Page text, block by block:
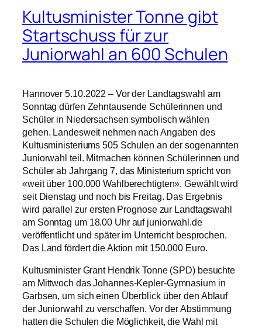
Kultusminister Tonne gibt
Startschuss für zur
Juniorwahl an 600 Schulen
Hannover 5.10.2022 – Vor der Landtagswahl am
Sonntag dürfen Zehntausende Schülerinnen und
Schüler in Niedersachsen symbolisch wählen
gehen. Landesweit nehmen nach Angaben des
Kultusministeriums 505 Schulen an der sogenannten
Juniorwahl teil. Mitmachen können Schülerinnen und
Schüler ab Jahrgang 7, das Ministerium spricht von
«weit über 100.000 Wahlberechtigten». Gewählt wird
seit Dienstag und noch bis Freitag. Das Ergebnis
wird parallel zur ersten Prognose zur Landtagswahl
am Sonntag um 18.00 Uhr auf juniorwahl.de
veröffentlicht und später im Unterricht besprochen.
Das Land fördert die Aktion mit 150.000 Euro.
Kultusminister Grant Hendrik Tonne (SPD) besuchte
am Mittwoch das Johannes-Kepler-Gymnasium in
Garbsen, um sich einen Überblick über den Ablauf
der Juniorwahl zu verschaffen. Vor der Abstimmung
hatten die Schulen die Möglichkeit, die Wahl mit